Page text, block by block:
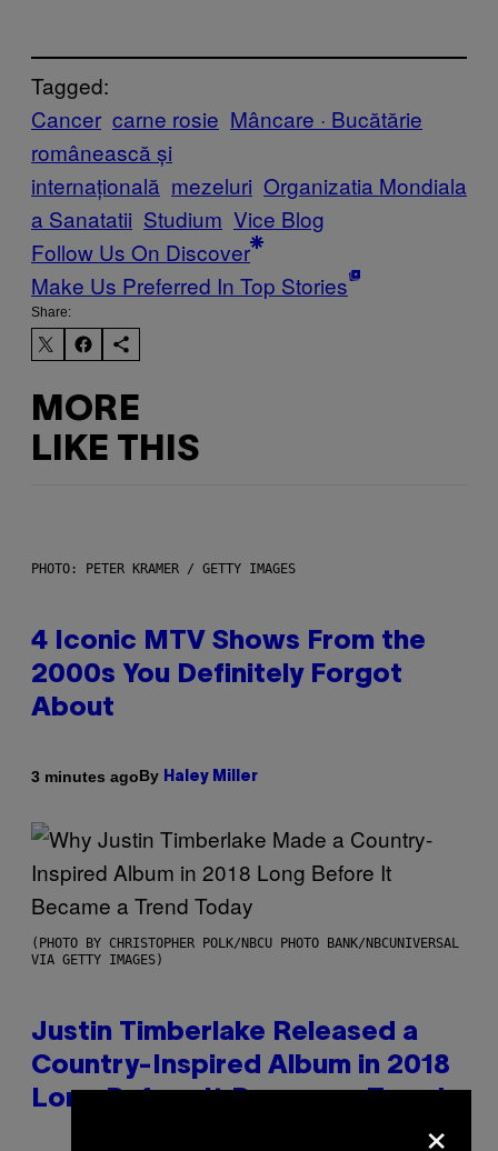
Tagged:
Cancer carne rosie Mâncare · Bucătărie
românească și
internațională mezeluri Organizatia Mondiala
a Sanatatii Studium Vice Blog
Follow Us On Discover
Make Us Preferred In Top Stories
Share:
MORE
LIKE THIS
PHOTO: PETER KRAMER / GETTY IMAGES
4 Iconic MTV Shows From the
2000s You Definitely Forgot
About
3 minutes agoBy Haley Miller
(PHOTO BY CHRISTOPHER POLK/NBCU PHOTO BANK/NBCUNIVERSAL
VIA GETTY IMAGES)
Justin Timberlake Released a
Country-Inspired Album in 2018
Long Before It Became a Trend
×